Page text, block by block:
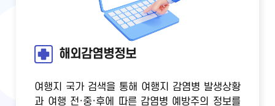
해외감염병정보
여행지 국가 검색을 통해 여행지 감염병 발생상황
과 여행 전·중·후에 따른 감염병 예방주의 정보를